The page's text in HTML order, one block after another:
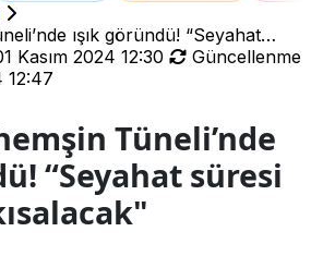
ışık göründü! “Seyahat
Kasım 2024 12:30
Güncellenme
12:47
Tüneli’nde
“Seyahat süresi